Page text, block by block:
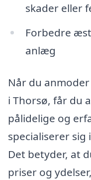
skader eller
Forbedre
anlæg
Når du
i Thorsø, får du
pålidelige og
specialiserer sig
Det betyder, at
priser og